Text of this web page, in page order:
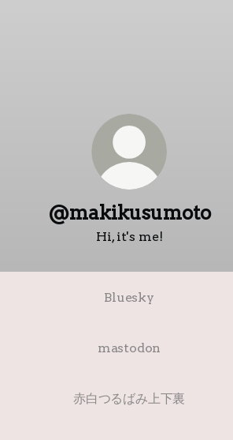
@makikusumoto
Hi, it's me!
Bluesky
mastodon
赤白つるばみ上下裏